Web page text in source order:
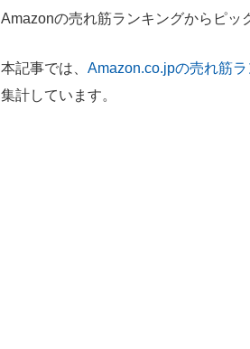
Amazonの売れ筋ランキングからピッ
本記事では、 Amazon.co.jpの売れ筋
集計しています。